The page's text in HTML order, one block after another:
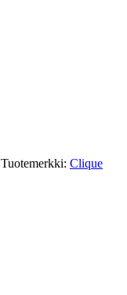
Tuotemerkki: Clique